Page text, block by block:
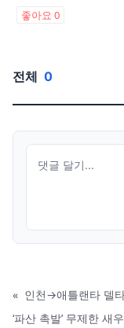
좋아요 0
전체 0
« 인천→애틀랜타 델
‘파산 촉발’ 무제한